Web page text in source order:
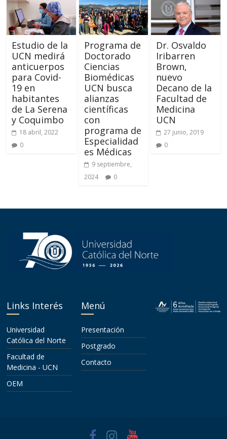
Estudio de la
UCN medirá
anticuerpos
para Covid-
19 en
habitantes
de La Serena
y Coquimbo
18 abril, 2022
0
Programa de
Doctorado
Ciencias
Biomédicas
UCN busca
alianzas
científicas
con
programa de
Especialidad
es Médicas
9 septiembre,
2024
0
Dr. Osvaldo
Iribarren
Brown,
nuevo
Decano de la
Facultad de
Medicina
UCN
27 junio, 2019
0
Links Interés
Universidad
Católica del Norte
Facultad de
Medicina - UCN
OEM
Menú
Presentación
Postgrado
Contacto